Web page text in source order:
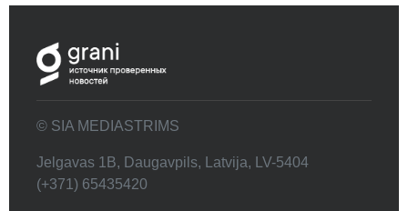
© SIA MEDIASTRIMS
Jelgavas 1B, Daugavpils, Latvija, LV-5404
(+371) 65435420